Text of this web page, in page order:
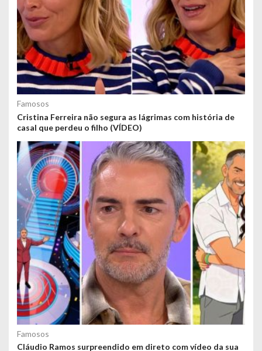
Famosos
Cristina Ferreira não segura as lágrimas com história de
casal que perdeu o filho (VÍDEO)
Famosos
Cláudio Ramos surpreendido em direto com vídeo da sua